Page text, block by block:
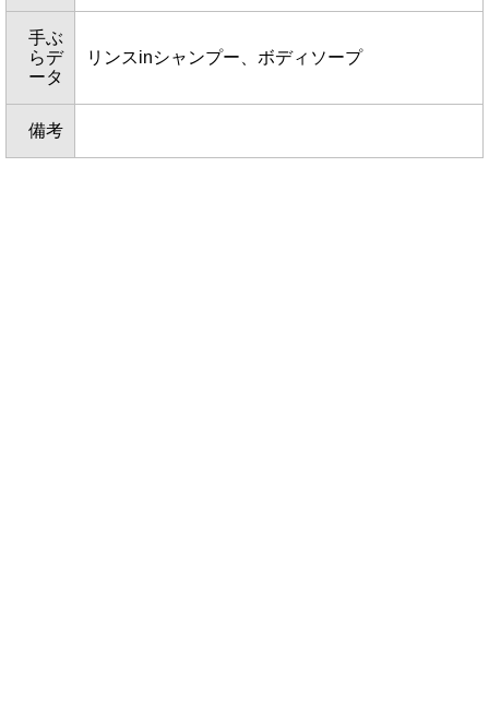
手ぶ
らデ
ータ
リンスinシャンプー、ボディソープ
備考